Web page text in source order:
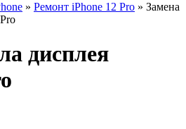
» Ремонт iPhone 12 Pro » Замена
дисплея